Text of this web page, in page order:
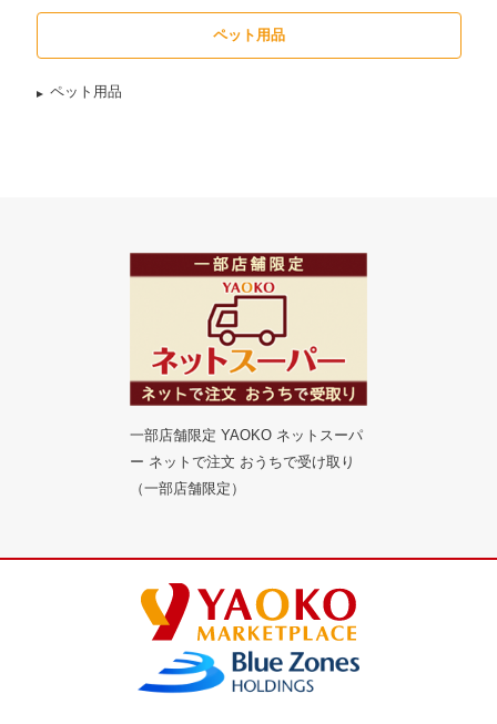
ペット用品
ペット用品
一部店舗限定 YAOKO ネットスーパ
ー ネットで注文 おうちで受け取り
（一部店舗限定）